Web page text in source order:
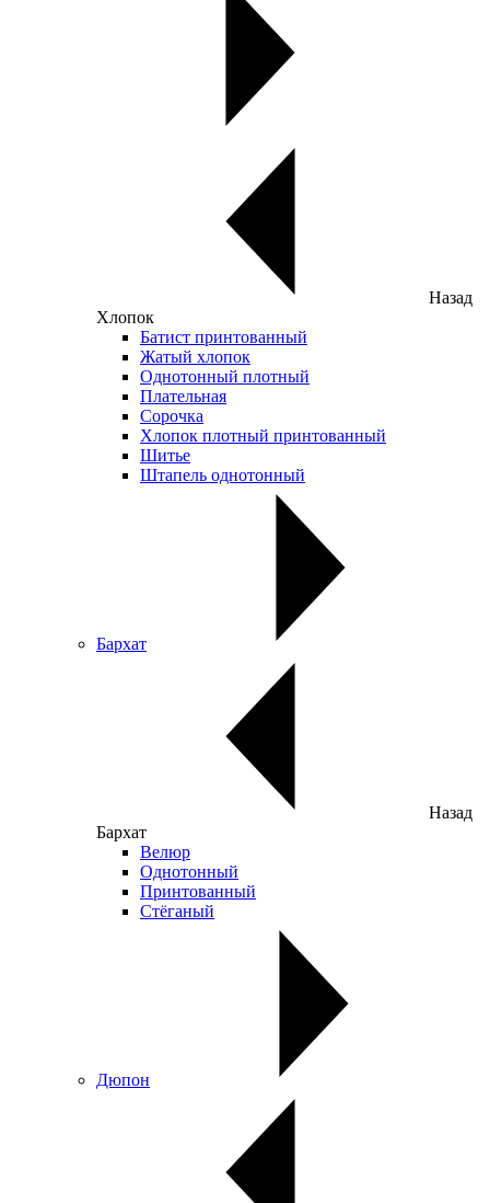
Назад
Хлопок
Батист принтованный
Жатый хлопок
Однотонный плотный
Плательная
Сорочка
Хлопок плотный принтованный
Шитье
Штапель однотонный
Бархат
Назад
Бархат
Велюр
Однотонный
Принтованный
Стёганый
Дюпон